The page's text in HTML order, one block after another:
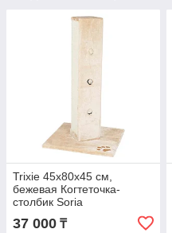
Trixie 45х80х45 см,
бежевая Когтеточка-
столбик Soria
37 000 ₸